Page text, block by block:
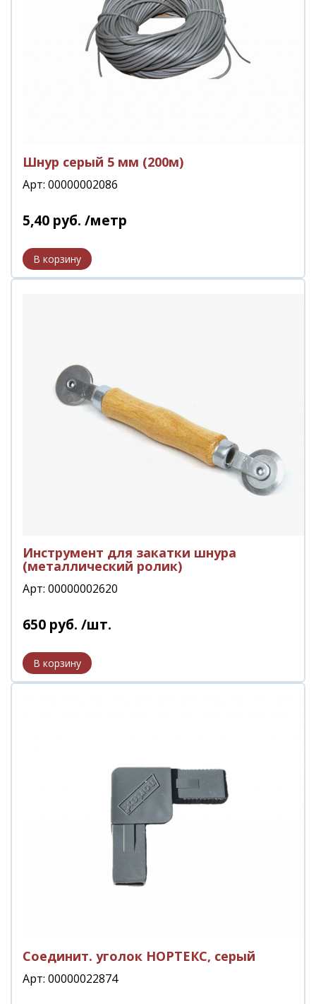
Шнур серый 5 мм (200м)
Арт: 00000002086
5,40 руб. /метр
Инструмент для закатки шнура
(металлический ролик)
Арт: 00000002620
650 руб. /шт.
Соединит. уголок НОРТЕКС, серый
Арт: 00000022874